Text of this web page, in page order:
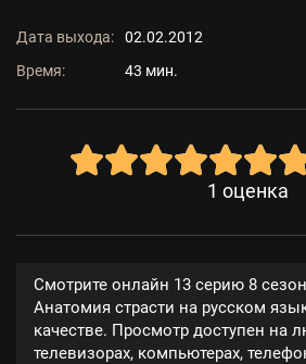
Дата выхода:
02.02.2012
Время:
43 мин.
1 оценка
Смотрите онлайн 13 серию 8
Анатомия страсти на русском
качестве. Просмотр доступен на
телевизорах, компьютерах,